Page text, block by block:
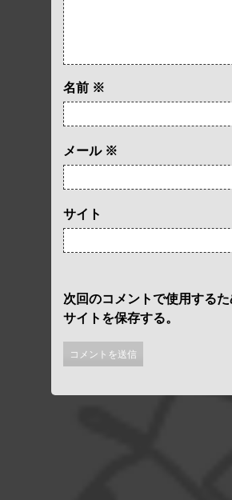
名前 ※
メール ※
サイト
次回のコメントで使用する
サイトを保存する。